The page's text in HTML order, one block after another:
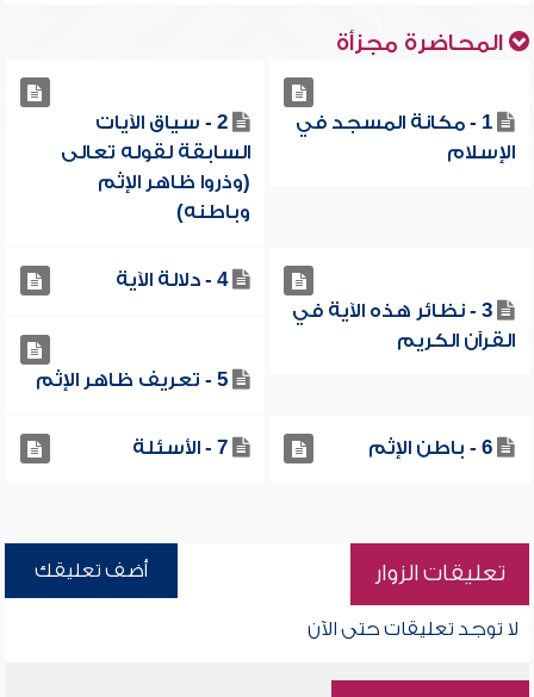
المحاضرة مجزأة
1 - مكانة المسجد في
الإسلام
2 - سياق الآيات
السابقة لقوله تعالى
(وذروا ظاهر الإثم
وباطنه)
3 - نظائر هذه الآية في
القرآن الكريم
4 - دلالة الآية
5 - تعريف ظاهر الإثم
6 - باطن الإثم 7 - الأسئلة
تعليقات الزوار أضف تعليقك
لا توجد تعليقات حتى الآن